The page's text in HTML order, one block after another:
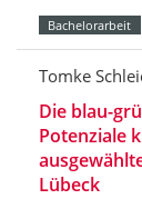
Bachelorarbeit
Tomke
Die blau-
Potenziale
Lübeck